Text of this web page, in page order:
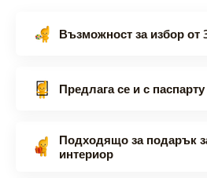
Възможност за избор от
Предлага се и с паспарту
Подходящо за подарък
интериор